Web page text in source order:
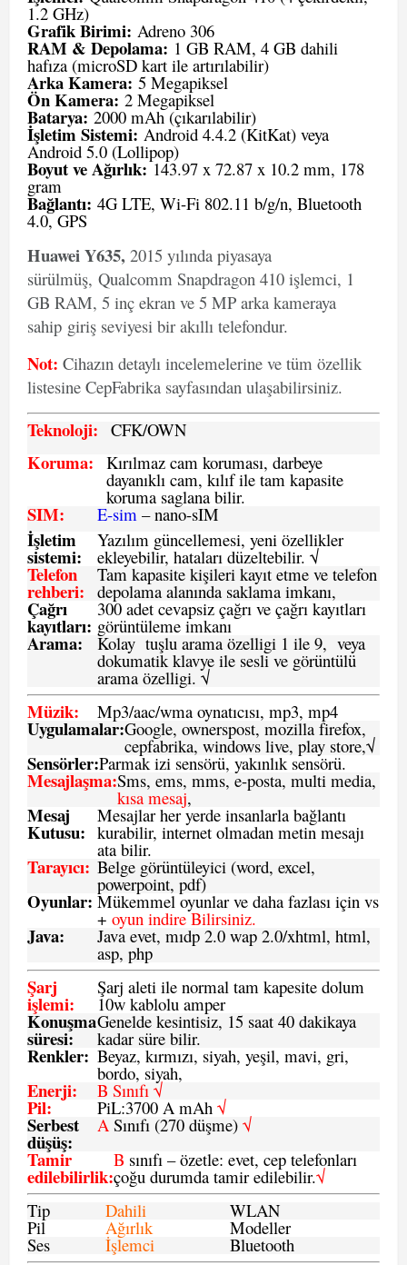
1.2 GHz)
Grafik Birimi: Adreno 306
RAM & Depolama: 1 GB RAM, 4 GB dahili
hafıza (microSD kart ile artırılabilir)
Arka Kamera: 5 Megapiksel
Ön Kamera: 2 Megapiksel
Batarya: 2000 mAh (çıkarılabilir)
İşletim Sistemi: Android 4.4.2 (KitKat) veya
Android 5.0 (Lollipop)
Boyut ve Ağırlık:143.97 x 72.87 x 10.2 mm, 178
gram
Bağlantı: 4G LTE, Wi-Fi 802.11 b/g/n, Bluetooth
4.0, GPS
Huawei Y635, 2015 yılında piyasaya
sürülmüş, Qualcomm Snapdragon 410 işlemci, 1
GB RAM, 5 inç ekran ve 5 MP arka kameraya
sahip giriş seviyesi bir akıllı telefondur.
Not: Cihazın detaylı incelemelerine ve tüm özellik
listesine CepFabrika sayfasından ulaşabilirsiniz.
Teknoloji: CFK/OWN
Koruma: Kırılmaz cam koruması, darbeye
dayanıklı cam, kılıf ile tam kapasite
koruma saglana bilir.
SIM: E-sim – nano-sIM
İşletim
sistemi:
Yazılım güncellemesi, yeni özellikler
ekleyebilir, hataları düzeltebilir. √
Telefon
rehberi:
Tam kapasite kişileri kayıt etme ve telefon
depolama alanında saklama imkanı,
Çağrı
kayıtları:
300 adet cevapsiz çağrı ve çağrı kayıtları
görüntüleme imkanı
Arama: Kolay tuşlu arama özelligi 1 ile 9, veya
dokumatik klavye ile sesli ve görüntülü
arama özelligi. √
Müzik: Mp3/aac/wma oynatıcısı, mp3, mp4
Uygulamalar:Google, ownerspost, mozilla firefox,
cepfabrika, windows live, play store,√
Sensörler:Parmak izi sensörü, yakınlık sensörü.
Mesajlaşma:Sms, ems, mms, e-posta, multi media,
kısa mesaj,
Mesaj
Kutusu:
Mesajlar her yerde insanlarla bağlantı
kurabilir, internet olmadan metin mesajı
ata bilir.
Tarayıcı: Belge görüntüleyici (word, excel,
powerpoint, pdf)
Oyunlar: Mükemmel oyunlar ve daha fazlası için vs
+ oyun indire Bilirsiniz.
Java: Java evet, mıdp 2.0 wap 2.0/xhtml, html,
asp, php
Şarj
işlemi:
Şarj aleti ile normal tam kapesite dolum
10w kablolu amper
Konuşma
süresi:
Genelde kesintisiz, 15 saat 40 dakikaya
kadar süre bilir.
Renkler: Beyaz, kırmızı, siyah, yeşil, mavi, gri,
bordo, siyah,
Enerji: B Sınıfı √
Pil: PiL:3700 A mAh √
Serbest
düşüş:
ASınıfı (270 düşme) √
Tamir
edilebilirlik:
B sınıfı – özetle: evet, cep telefonları
çoğu durumda tamir edilebilir.√
Tip
Dahili WLAN
Pil Ağırlık Modeller
Ses İşlemci Bluetooth